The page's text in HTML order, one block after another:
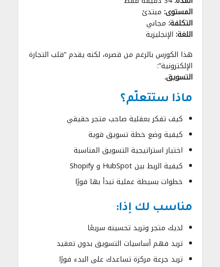
المستوى: مبتدئ
التكلفة: مجاني
اللغة: الإنجليزية
هذا الكورس بالرغم من قصره، لكنه يقدم “قلب التجارة
الإلكترونية”:
التسويق.
ماذا ستتعلّم؟
كيف تفكر بعقلية صاحب متجر حقيقي
كيفية وضع خطة تسويق قوية
اختيار استراتيجية التسويق المناسبة
كيفية الربط بين HubSpot و Shopify
خطوات بسيطة عملية تبدأ بها فورًا
مناسب لك إذا:
لديك متجر وتريد تحسينه سريعًا
تريد فهم أساسيات التسويق بدون تعقيد
تريد جرعة مركزة تساعدك على البدء فورًا